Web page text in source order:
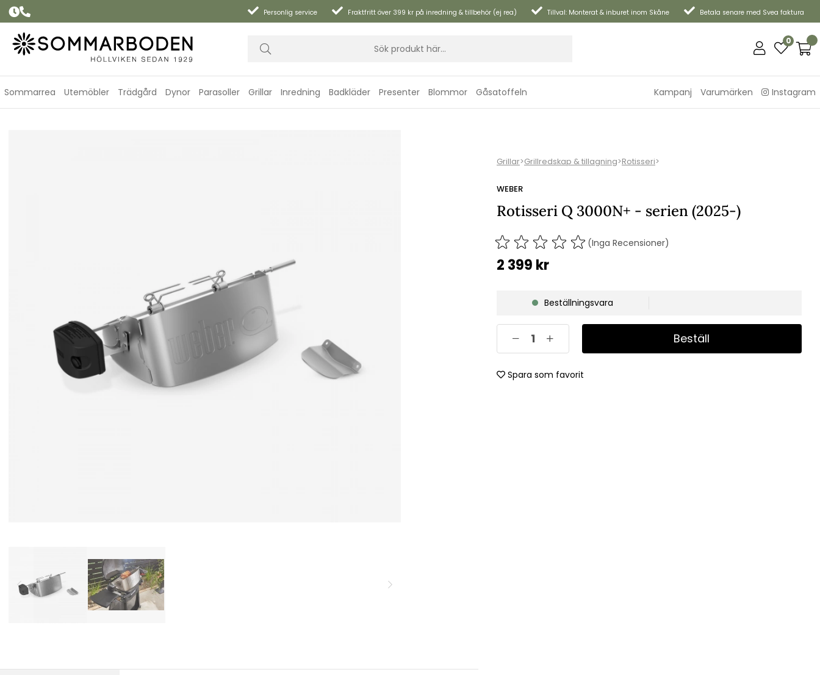
Personlig service Fraktfritt över 399 kr på inredning & tillbehör (ej rea) Tillval: Monterat & inburet inom Skåne Betala senare med Svea faktura
0
Sommarrea Utemöbler Trädgård Dynor Parasoller Grillar Inredning Badkläder Presenter Blommor Gåsatoffeln Kampanj Varumärken Instagram
Grillar>Grillredskap & tillagning>Rotisseri>
WEBER
Rotisseri Q 3000N+ - serien (2025-)
(Inga Recensioner)
2 399 kr
Beställningsvara
Beställ
Spara som favorit